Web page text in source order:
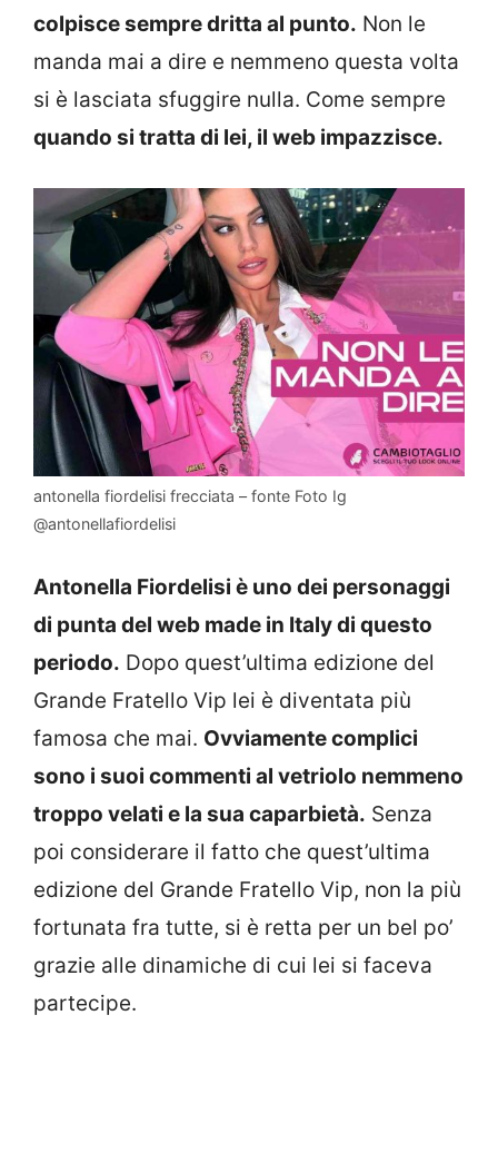
colpisce sempre dritta al punto. Non le
manda mai a dire e nemmeno questa volta
si è lasciata sfuggire nulla. Come sempre
quando si tratta di lei, il web impazzisce.
antonella fiordelisi frecciata – fonte Foto Ig
@antonellafiordelisi
Antonella Fiordelisi è uno dei personaggi
di punta del web made in Italy di questo
periodo. Dopo quest’ultima edizione del
Grande Fratello Vip lei è diventata più
famosa che mai. Ovviamente complici
sono i suoi commenti al vetriolo nemmeno
troppo velati e la sua caparbietà. Senza
poi considerare il fatto che quest’ultima
edizione del Grande Fratello Vip, non la più
fortunata fra tutte, si è retta per un bel po’
grazie alle dinamiche di cui lei si faceva
partecipe.